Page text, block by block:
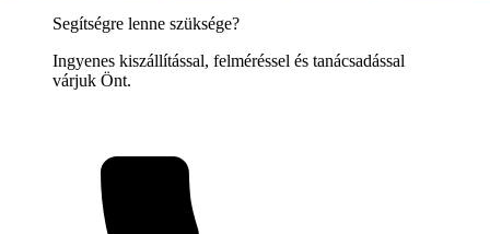
Segítségre lenne szüksége?
Ingyenes kiszállítással, felméréssel és tanácsadással
várjuk Önt.